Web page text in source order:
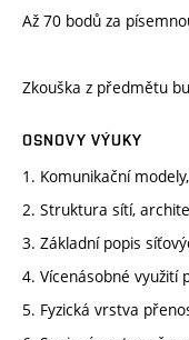
Až 70 bodů za
Zkouška z předmětu
OSNOVY VÝUKY
1. Komunikační
2. Struktura sítí,
3. Základní popis
4. Vícenásobné využití
5. Fyzická vrstva